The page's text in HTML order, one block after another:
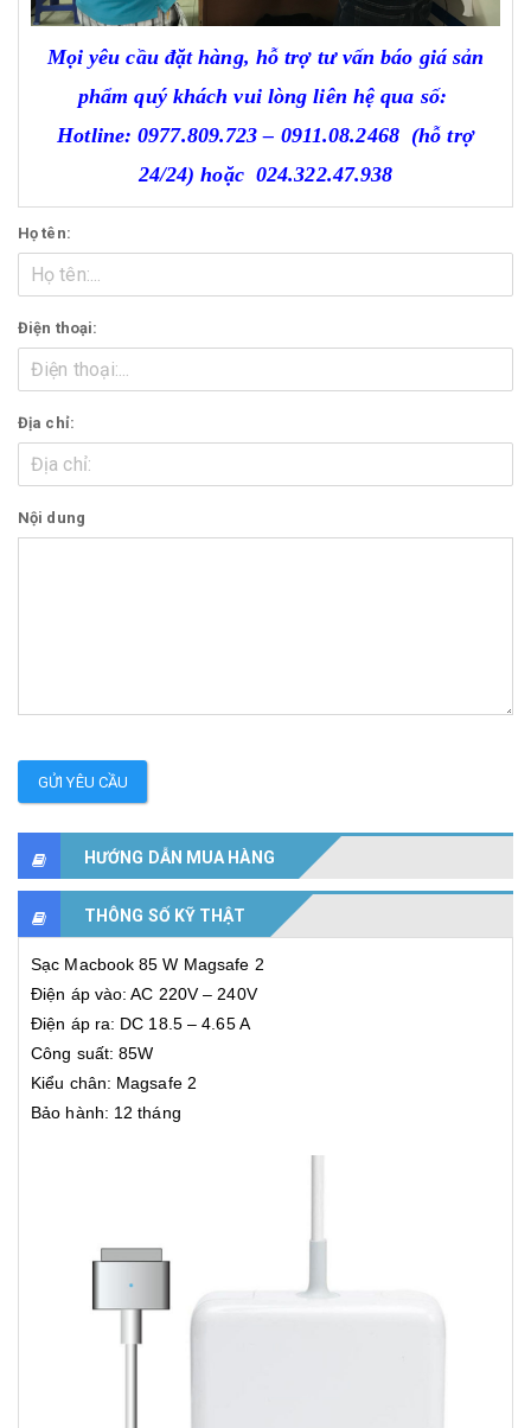
Mọi yêu cầu đặt hàng, hỗ trợ tư vấn báo giá sản
phẩm quý khách vui lòng liên hệ qua số:
Hotline: 0977.809.723 – 0911.08.2468 (hỗ trợ
24/24) hoặc024.322.47.938
Họ tên:
Điện thoại:
Địa chỉ:
Nội dung
GỬI YÊU CẦU
HƯỚNG DẪN MUA HÀNG
THÔNG SỐ KỸ THẬT
Sạc Macbook 85 W Magsafe 2
Điện áp vào: AC 220V – 240V
Điện áp ra: DC 18.5 – 4.65 A
Công suất: 85W
Kiểu chân: Magsafe 2
Bảo hành: 12 tháng